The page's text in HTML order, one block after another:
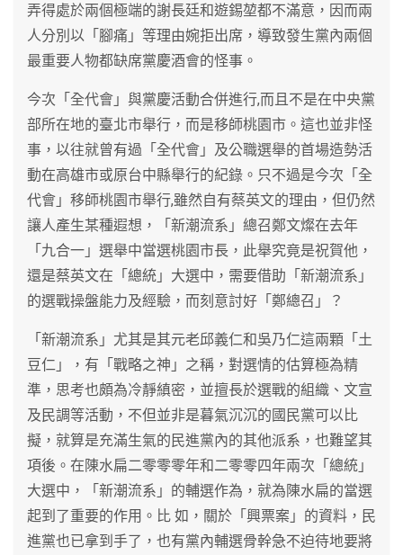
弄得處於兩個極端的謝長廷和遊錫堃都不滿意，因而兩
人分別以「腳痛」等理由婉拒出席，導致發生黨內兩個
最重要人物都缺席黨慶酒會的怪事。
今次「全代會」與黨慶活動合併進行,而且不是在中央黨
部所在地的臺北市舉行，而是移師桃園市。這也並非怪
事，以往就曾有過「全代會」及公職選舉的首場造勢活
動在高雄市或原台中縣舉行的紀錄。只不過是今次「全
代會」移師桃園市舉行,雖然自有蔡英文的理由，但仍然
讓人產生某種遐想，「新潮流系」總召鄭文燦在去年
「九合一」選舉中當選桃園市長，此舉究竟是祝賀他，
還是蔡英文在「總統」大選中，需要借助「新潮流系」
的選戰操盤能力及經驗，而刻意討好「鄭總召」？
「新潮流系」尤其是其元老邱義仁和吳乃仁這兩顆「土
豆仁」，有「戰略之神」之稱，對選情的估算極為精
準，思考也頗為冷靜縝密，並擅長於選戰的組織、文宣
及民調等活動，不但並非是暮氣沉沉的國民黨可以比
擬，就算是充滿生氣的民進黨內的其他派系，也難望其
項後。在陳水扁二零零零年和二零零四年兩次「總統」
大選中，「新潮流系」的輔選作為，就為陳水扁的當選
起到了重要的作用。比 如，關於「興票案」的資料，民
進黨也已拿到手了，也有黨內輔選骨幹急不迫待地要將